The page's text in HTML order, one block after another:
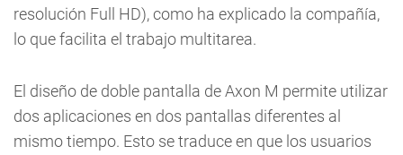
resolución Full HD), como ha explicado la compañía,
lo que facilita el trabajo multitarea.
El diseño de doble pantalla de Axon M permite utilizar
dos aplicaciones en dos pantallas diferentes al
mismo tiempo. Esto se traduce en que los usuarios